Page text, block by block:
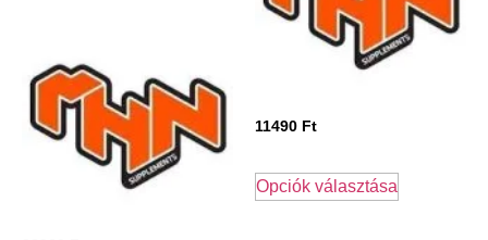
11490 Ft
Opciók választása